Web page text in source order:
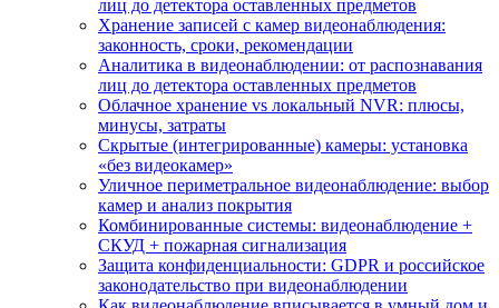
лиц до детектора оставленных предметов
Хранение записей с камер видеонаблюдения:
законность, сроки, рекомендации
Аналитика в видеонаблюдении: от распознавания
лиц до детектора оставленных предметов
Облачное хранение vs локальный NVR: плюсы,
минусы, затраты
Скрытые (интегрированные) камеры: установка
«без видеокамер»
Уличное периметральное видеонаблюдение: выбор
камер и анализ покрытия
Комбинированные системы: видеонаблюдение +
СКУД + пожарная сигнализация
Защита конфиденциальности: GDPR и российское
законодательство при видеонаблюдении